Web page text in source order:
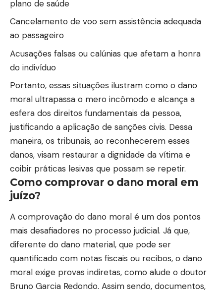
plano de saúde
Cancelamento de voo sem assistência adequada
ao passageiro
Acusações falsas ou calúnias que afetam a honra
do indivíduo
Portanto, essas situações ilustram como o dano
moral ultrapassa o mero incômodo e alcança a
esfera dos direitos fundamentais da pessoa,
justificando a aplicação de sanções civis. Dessa
maneira, os tribunais, ao reconhecerem esses
danos, visam restaurar a dignidade da vítima e
coibir práticas lesivas que possam se repetir.
Como comprovar o dano moral em
juízo?
A comprovação do dano moral é um dos pontos
mais desafiadores no processo judicial. Já que,
diferente do dano material, que pode ser
quantificado com notas fiscais ou recibos, o dano
moral exige provas indiretas, como alude o doutor
Bruno Garcia Redondo. Assim sendo, documentos,